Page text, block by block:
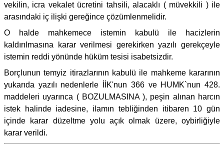
vekilin, icra vekalet ücretini tahsili, alacaklı ( müvekkili ) ile
arasındaki iç ilişki gereğince çözümlenmelidir.
O halde mahkemece istemin kabulü ile hacizlerin
kaldırılmasına karar verilmesi gerekirken yazılı gerekçeyle
istemin reddi yönünde hüküm tesisi isabetsizdir.
Borçlunun temyiz itirazlarının kabulü ile mahkeme kararının
yukarıda yazılı nedenlerle İİK'nun 366 ve HUMK`nun 428.
maddeleri uyarınca ( BOZULMASINA ), peşin alınan harcın
istek halinde iadesine, ilamın tebliğinden itibaren 10 gün
içinde karar düzeltme yolu açık olmak üzere, oybirliğiyle
karar verildi.